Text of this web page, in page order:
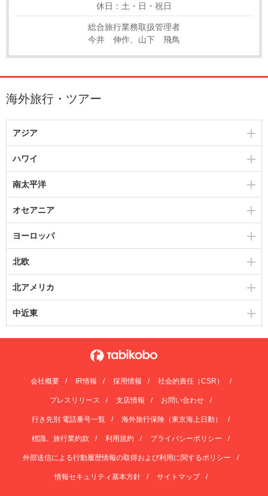
休日：土・日・祝日
総合旅行業務取扱管理者
今井 伸作、山下 飛鳥
海外旅行・ツアー
アジア
ハワイ
南太平洋
オセアニア
ヨーロッパ
北欧
北アメリカ
中近東
会社概要 IR情報 採用情報 社会的責任（CSR）
プレスリリース 支店情報 お問い合わせ
行き先別 電話番号一覧 海外旅行保険（東京海上日動）
標識、旅行業約款 利用規約 プライバシーポリシー
外部送信による行動履歴情報の取得および利用に関するポリシー
情報セキュリティ基本方針 サイトマップ